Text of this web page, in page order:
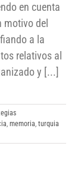
en cuenta
motivo del
a la
relativos al
y [...]
, memoria, turquia